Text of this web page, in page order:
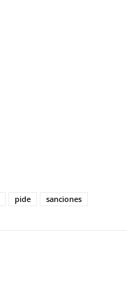
pide sanciones